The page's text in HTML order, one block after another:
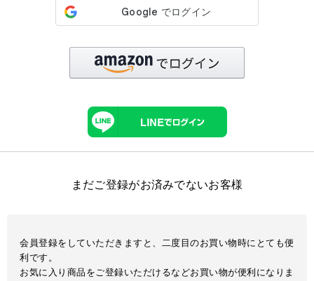
まだご登録がお済みでないお客様
会員登録をしていただきますと、二度目のお買い物時にとても便
利です。
お気に入り商品をご登録いただけるなどお買い物が便利になりま